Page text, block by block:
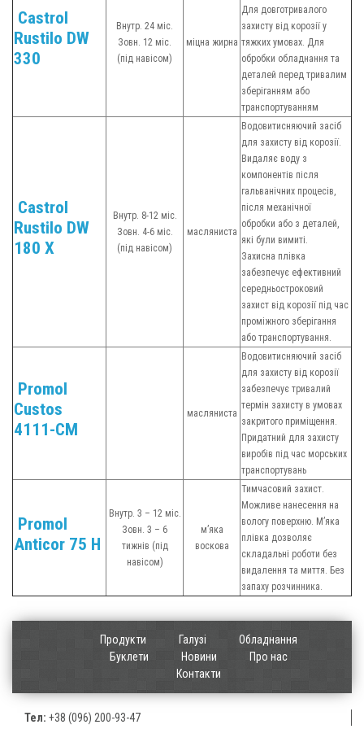
Castrol
Rustilo DW
330
Внутр. 24 міс.
Зовн. 12 міс.
(під навісом)
міцна жирна
Для довготривалого
захисту від корозії у
тяжких умовах. Для
обробки обладнання та
деталей перед тривалим
зберіганням або
транспортуванням
Castrol
Rustilo DW
180 X
Внутр. 8-12 міс.
Зовн. 4-6 міс.
(під навісом)
масляниста
Водовитисняючий засіб
для захисту від корозії.
Видаляє воду з
компонентів після
гальванічних процесів,
після механічної
обробки або з деталей,
які були вимиті.
Захисна плівка
забезпечує ефективний
середньостроковий
захист від корозії під час
проміжного зберігання
або транспортування.
Promol
Custos
4111-CM
масляниста
Водовитисняючий засіб
для захисту від корозії
забезпечує тривалий
термін захисту в умовах
закритого приміщення.
Придатний для захисту
виробів під час морських
транспортувань
Promol
Anticor 75 H
Внутр. 3 – 12 міс.
Зовн. 3 – 6
тижнів (під
навісом)
м’яка
воскова
Тимчасовий захист.
Можливе нанесення на
вологу поверхню. М’яка
плівка дозволяє
складальні роботи без
видалення та миття. Без
запаху розчинника.
Продукти Галузі
Обладнання
Буклети
Новини
Про нас
Контакти
Тел: +38 (096) 200-93-47